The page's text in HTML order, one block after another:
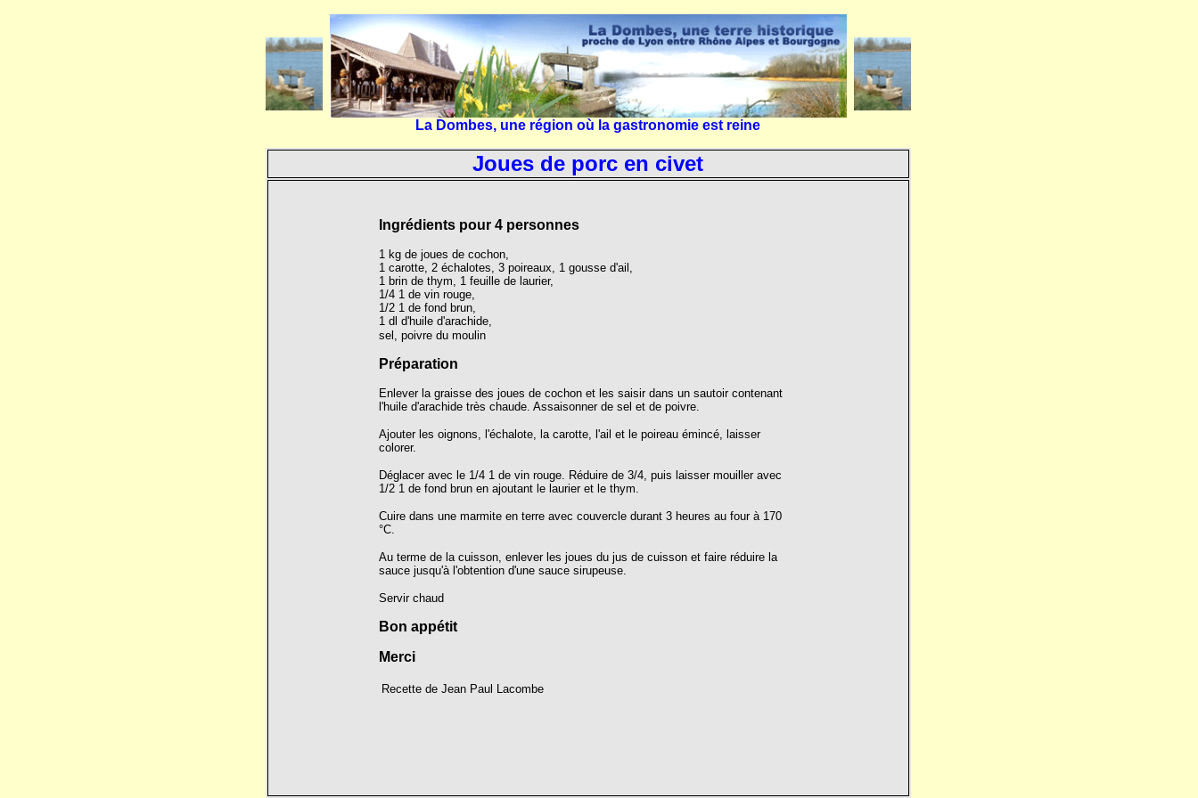
La Dombes, une région où la gastronomie est reine
Joues de porc en civet
Ingrédients pour 4 personnes
1 kg de joues de cochon,
1 carotte, 2 échalotes, 3 poireaux, 1 gousse d'ail,
1 brin de thym, 1 feuille de laurier,
1/4 1 de vin rouge,
1/2 1 de fond brun,
1 dl d'huile d'arachide,
sel, poivre du moulin
Préparation
Enlever la graisse des joues de cochon et les saisir dans un sautoir contenant
l'huile d'arachide très chaude. Assaisonner de sel et de poivre.
Ajouter les oignons, l'échalote, la carotte, l'ail et le poireau émincé, laisser
colorer.
Déglacer avec le 1/4 1 de vin rouge. Réduire de 3/4, puis laisser mouiller avec
1/2 1 de fond brun en ajoutant le laurier et le thym.
Cuire dans une marmite en terre avec couvercle durant 3 heures au four à 170
°C.
Au terme de la cuisson, enlever les joues du jus de cuisson et faire réduire la
sauce jusqu'à l'obtention d'une sauce sirupeuse.
Servir chaud
Bon appétit
Merci
Recette de Jean Paul Lacombe